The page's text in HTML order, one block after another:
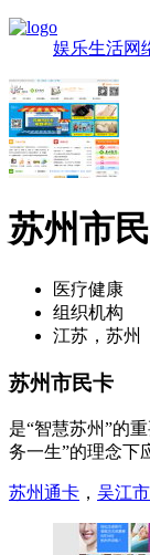
娱乐生活网
苏州市
医疗健康
组织机构
江苏，苏州
苏州市民卡
是“智慧苏州”的
务一生”的理念下
苏州通卡 ， 吴江